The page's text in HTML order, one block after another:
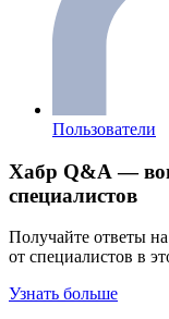
Пользователи
Хабр Q&A —
специалистов
Получайте ответы
от специалистов в
Узнать больше